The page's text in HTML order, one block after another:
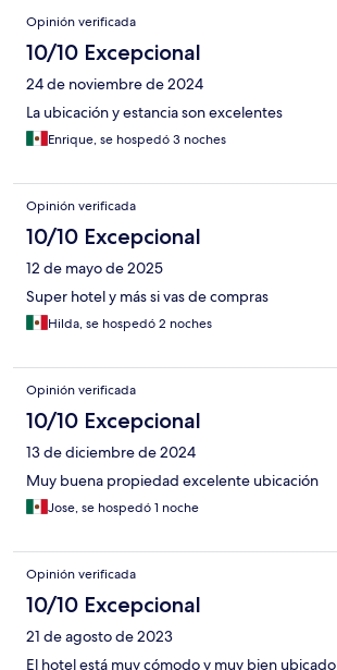
Opinión verificada
10/10 Excepcional
24 de noviembre de 2024
La ubicación y estancia son excelentes
Enrique, se hospedó 3 noches
Opinión verificada
10/10 Excepcional
12 de mayo de 2025
Super hotel y más si vas de compras
Hilda, se hospedó 2 noches
Opinión verificada
10/10 Excepcional
13 de diciembre de 2024
Muy buena propiedad excelente ubicación
Jose, se hospedó 1 noche
Opinión verificada
10/10 Excepcional
21 de agosto de 2023
El hotel está muy cómodo y muy bien ubicado